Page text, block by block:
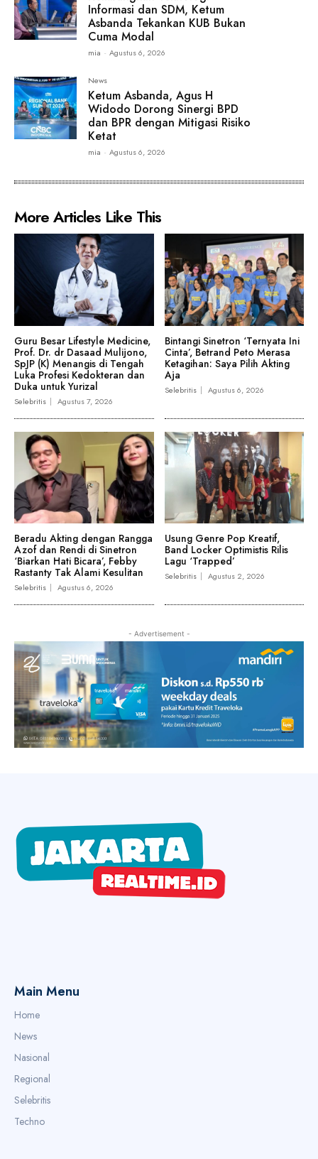
Informasi dan SDM, Ketum
Asbanda Tekankan KUB Bukan
Cuma Modal
mia - Agustus 6, 2026
News
Ketum Asbanda, Agus H
Widodo Dorong Sinergi BPD
dan BPR dengan Mitigasi Risiko
Ketat
mia - Agustus 6, 2026
More Articles Like This
Guru Besar Lifestyle Medicine,
Prof. Dr. dr Dasaad Mulijono,
SpJP (K) Menangis di Tengah
Luka Profesi Kedokteran dan
Duka untuk Yurizal
Selebritis Agustus 7, 2026
Bintangi Sinetron ‘Ternyata Ini
Cinta’, Betrand Peto Merasa
Ketagihan: Saya Pilih Akting
Aja
Selebritis Agustus 6, 2026
Beradu Akting dengan Rangga
Azof dan Rendi di Sinetron
‘Biarkan Hati Bicara’, Febby
Rastanty Tak Alami Kesulitan
Selebritis Agustus 6, 2026
Usung Genre Pop Kreatif,
Band Locker Optimistis Rilis
Lagu ‘Trapped’
Selebritis Agustus 2, 2026
- Advertisement -
Main Menu
Home
News
Nasional
Regional
Selebritis
Techno